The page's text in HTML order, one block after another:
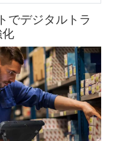
でデジタルトラ